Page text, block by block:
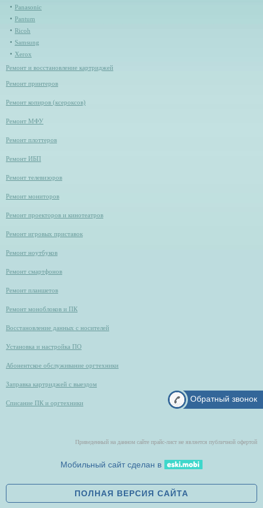
Обратный звонок
Panasonic
Pantum
Ricoh
Samsung
Xerox
Ремонт и восстановление картриджей
Ремонт принтеров
Ремонт копиров (ксероксов)
Ремонт МФУ
Ремонт плоттеров
Ремонт ИБП
Ремонт телевизоров
Ремонт мониторов
Ремонт проекторов и кинотеатров
Ремонт игровых приставок
Ремонт ноутбуков
Ремонт смартфонов
Ремонт планшетов
Ремонт моноблоков и ПК
Восстановление данных с носителей
Установка и настройка ПО
Абонентское обслуживание оргтехники
Заправка картриджей с выездом
Списание ПК и оргтехники
Приведенный на данном сайте прайс-лист не является публичной офертой
Мобильный сайт сделан в
ПОЛНАЯ ВЕРСИЯ САЙТА